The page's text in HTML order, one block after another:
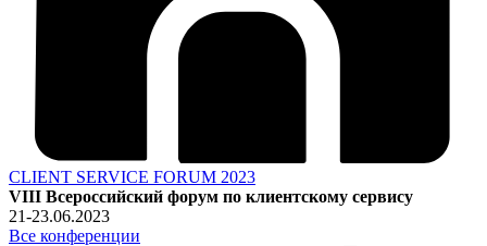
CLIENT SERVICE FORUM 2023
VIII Всероссийский форум по клиентскому сервису
21-23.06.2023
Все конференции